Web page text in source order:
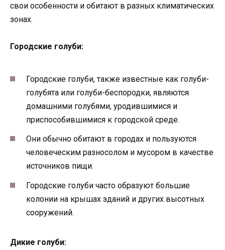
свои особенности и обитают в разных климатических
зонах.
Городские голуби:
Городские голуби, также известные как голуби-
голубята или голуби-беспородки, являются
домашними голубями, уродившимися и
приспособившимися к городской среде.
Они обычно обитают в городах и пользуются
человеческим разносолом и мусором в качестве
источников пищи.
Городские голуби часто образуют большие
колонии на крышах зданий и других высотных
сооружений.
Дикие голуби: